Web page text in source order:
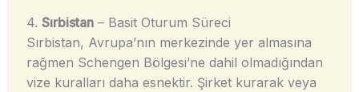
4. Sırbistan– Basit Oturum Süreci
Sırbistan, Avrupa’nın merkezinde yer almasına
rağmen Schengen Bölgesi’ne dahil olmadığından
vize kuralları daha esnektir. Şirket kurarak veya